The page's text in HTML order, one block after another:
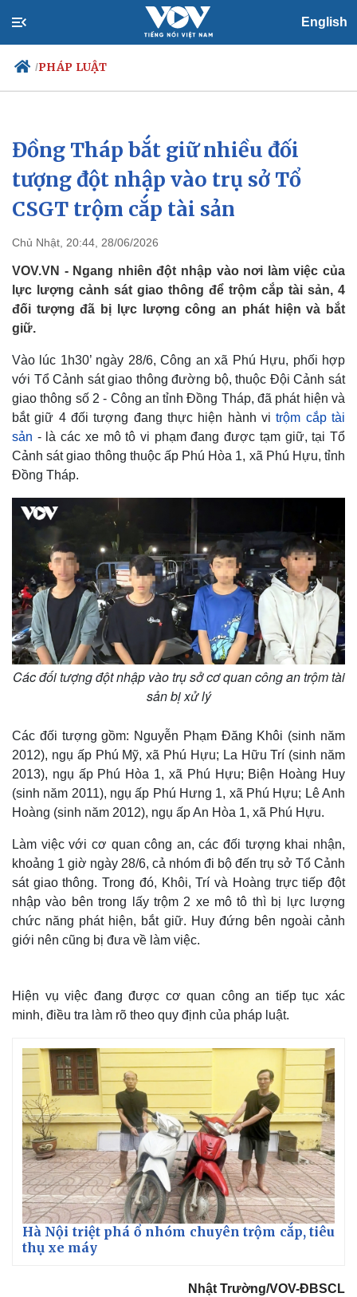
English
/PHÁP LUẬT
Chính trị
Đảng
Tổ chức nhân sự
Quốc hội
Nhận diện sự thật
Xã hội
Tin 24h
Dự báo thời tiết
Giáo dục
Đồng Tháp bắt giữ nhiều đối
tượng đột nhập vào trụ sở Tổ
CSGT trộm cắp tài sản
Chủ Nhật, 20:44, 28/06/2026
VOV.VN - Ngang nhiên đột nhập vào nơi làm việc của
lực lượng cảnh sát giao thông để trộm cắp tài sản, 4
đối tượng đã bị lực lượng công an phát hiện và bắt
giữ.
Vào lúc 1h30’ ngày 28/6, Công an xã Phú Hựu, phối hợp
với Tổ Cảnh sát giao thông đường bộ, thuộc Đội Cảnh sát
giao thông số 2 - Công an tỉnh Đồng Tháp, đã phát hiện và
bắt giữ 4 đối tượng đang thực hiện hành vitrộm cắp tài
sản - là các xe mô tô vi phạm đang được tạm giữ, tại Tổ
Cảnh sát giao thông thuộc ấp Phú Hòa 1, xã Phú Hựu, tỉnh
Đồng Tháp.
Các đối tượng đột nhập vào trụ sở cơ quan công an trộm tài
sản bị xử lý
Các đối tượng gồm: Nguyễn Phạm Đăng Khôi (sinh năm
2012), ngụ ấp Phú Mỹ, xã Phú Hựu; La Hữu Trí (sinh năm
2013), ngụ ấp Phú Hòa 1, xã Phú Hựu; Biện Hoàng Huy
(sinh năm 2011), ngụ ấp Phú Hưng 1, xã Phú Hựu; Lê Anh
Hoàng (sinh năm 2012), ngụ ấp An Hòa 1, xã Phú Hựu.
Làm việc với cơ quan công an, các đối tượng khai nhận,
khoảng 1 giờ ngày 28/6, cả nhóm đi bộ đến trụ sở Tổ Cảnh
sát giao thông. Trong đó, Khôi, Trí và Hoàng trực tiếp đột
nhập vào bên trong lấy trộm 2 xe mô tô thì bị lực lượng
chức năng phát hiện, bắt giữ. Huy đứng bên ngoài cảnh
giới nên cũng bị đưa về làm việc.
Hiện vụ việc đang được cơ quan công an tiếp tục xác
minh, điều tra làm rõ theo quy định của pháp luật.
Hà Nội triệt phá ổ nhóm chuyên trộm cắp, tiêu
thụ xe máy
Nhật Trường/VOV-ĐBSCL